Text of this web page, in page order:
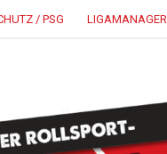
/ PSG LIGAMANAGER